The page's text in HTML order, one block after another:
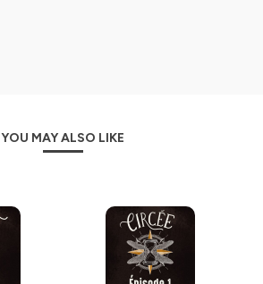
YOU MAY ALSO LIKE